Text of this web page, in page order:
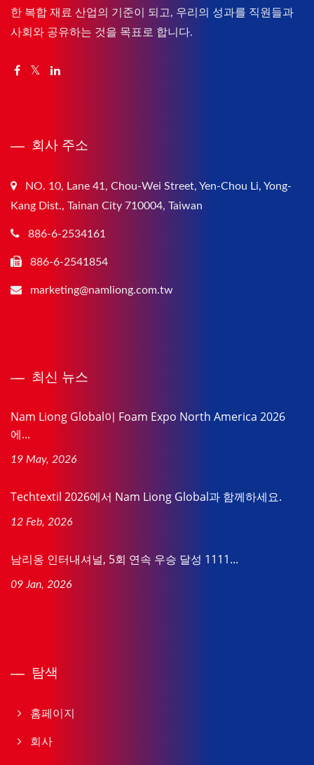
한 복합 재료 산업의 기준이 되고, 우리의 성과를 직원들과
사회와 공유하는 것을 목표로 합니다.
회사 주소
NO. 10, Lane 41, Chou-Wei Street, Yen-Chou Li, Yong-
Kang Dist., Tainan City 710004, Taiwan
886-6-2534161
886-6-2541854
marketing@namliong.com.tw
최신 뉴스
Nam Liong Global이 Foam Expo North America 2026
에...
19 May, 2026
Techtextil 2026에서 Nam Liong Global과 함께하세요.
12 Feb, 2026
남리옹 인터내셔널, 5회 연속 우승 달성 1111...
09 Jan, 2026
탐색
홈페이지
회사